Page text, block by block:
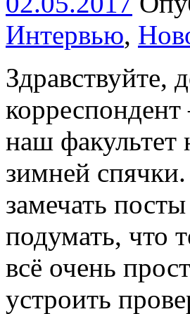
Интервью,
Здравствуйте,
наш факультет
зимней
замечать
подумать, что
всё очень
устроить